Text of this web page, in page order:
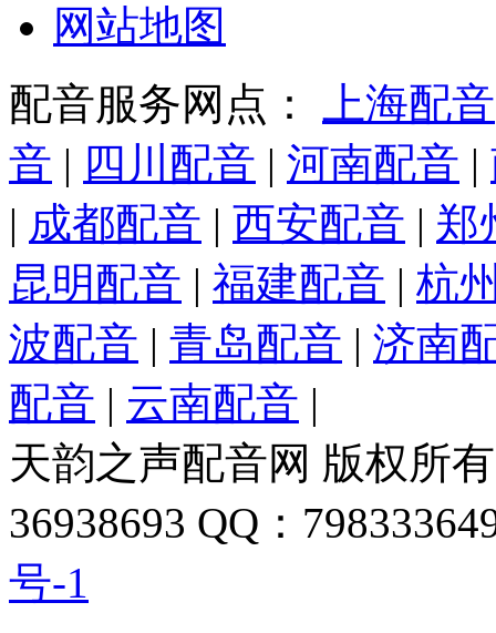
网站地图
配音服务网点：
上海配音
音 | 四川配音 | 河南配音 |
| 成都配音 | 西安配音 | 郑
昆明配音 | 福建配音 | 杭
波配音 | 青岛配音 | 济南
配音 | 云南配音 |
天韵之声配音网 版权所
36938693 QQ：
号-1